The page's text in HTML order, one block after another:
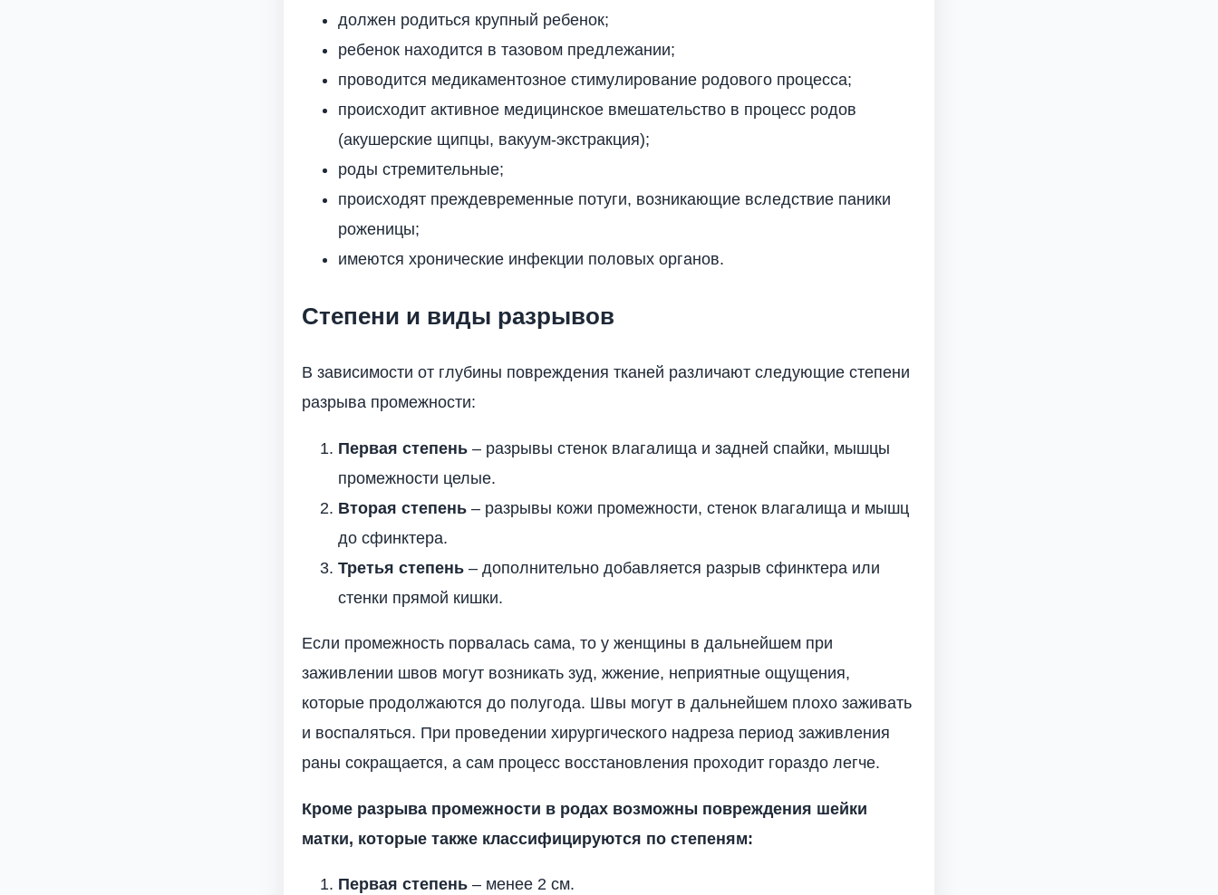
должен родиться крупный ребенок;
ребенок находится в тазовом предлежании;
проводится медикаментозное стимулирование родового процесса;
происходит активное медицинское вмешательство в процесс родов
(акушерские щипцы, вакуум-экстракция);
роды стремительные;
происходят преждевременные потуги, возникающие вследствие паники
роженицы;
имеются хронические инфекции половых органов.
Степени и виды разрывов
В зависимости от глубины повреждения тканей различают следующие степени
разрыва промежности:
Первая степень – разрывы стенок влагалища и задней спайки, мышцы
промежности целые.
Вторая степень – разрывы кожи промежности, стенок влагалища и мышц
до сфинктера.
Третья степень – дополнительно добавляется разрыв сфинктера или
стенки прямой кишки.
Если промежность порвалась сама, то у женщины в дальнейшем при
заживлении швов могут возникать зуд, жжение, неприятные ощущения,
которые продолжаются до полугода. Швы могут в дальнейшем плохо заживать
и воспаляться. При проведении хирургического надреза период заживления
раны сокращается, а сам процесс восстановления проходит гораздо легче.
Кроме разрыва промежности в родах возможны повреждения шейки
матки, которые также классифицируются по степеням:
Первая степень – менее 2 см.